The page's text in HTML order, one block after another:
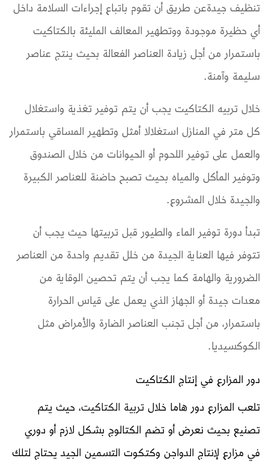
تنظيف جيدةعن طريق أن تقوم باتباع إجراءات السلامة داخل
أي حظيرة موجودة ووتطهير المعالف المليئة بالكتاكيت
باستمرار من أجل زيادة العناصر الفعالة بحيث ينتج عناصر
سليمة وآمنة.
خلال تربيه الكتاكيت يجب أن يتم توفير تغذية واستغلال
كل متر في المنازل استغلالا أمثل وتطهير المساقي باستمرار
والعمل على توفير اللحوم أو الحيوانات من خلال الصندوق
وتوفير المأكل والمياه بحيث تصبح حاضنة للعناصر الكبيرة
والجيدة خلال المشروع.
تبدأ دورة توفير الماء والطيور قبل تربيتها حيث يجب أن
تتوفر فيها العناية الجيدة من خلل تقديم واحدة من العناصر
الضرورية والهامة كما يجب أن يتم تحصين الوقاية من
معدات جيدة أو الجهاز الذي يعمل على قياس الحرارة
باستمرار، من أجل تجنب العناصر الضارة والأمراض مثل
الكوكسيديا.
دور المزارع في إنتاج الكتاكيت
تلعب المزارع دور هاما خلال تربية الكتاكيت، حيث يتم
تصنيع بحيث نعرض أو تضم الكتالوج بشكل لازم أو دوري
في مزارع لإنتاج الدواجن وكتكوت التسمين الجيد يحتاج لتلك